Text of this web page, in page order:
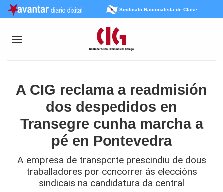
Sindicato Nacionalista de Clase
A CIG reclama a readmisión
dos despedidos en
Transegre cunha marcha a
pé en Pontevedra
A empresa de transporte prescindiu de dous
traballadores por concorrer ás eleccións
sindicais na candidatura da central